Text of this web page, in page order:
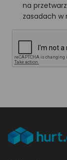
na
zasadach w